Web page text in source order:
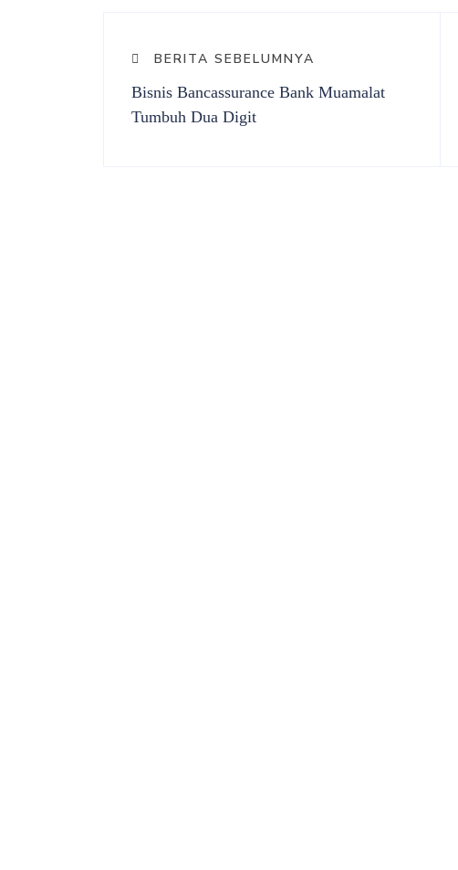
BERITA SEBELUMNYA
Bisnis Bancassurance Bank Muamalat
Tumbuh Dua Digit